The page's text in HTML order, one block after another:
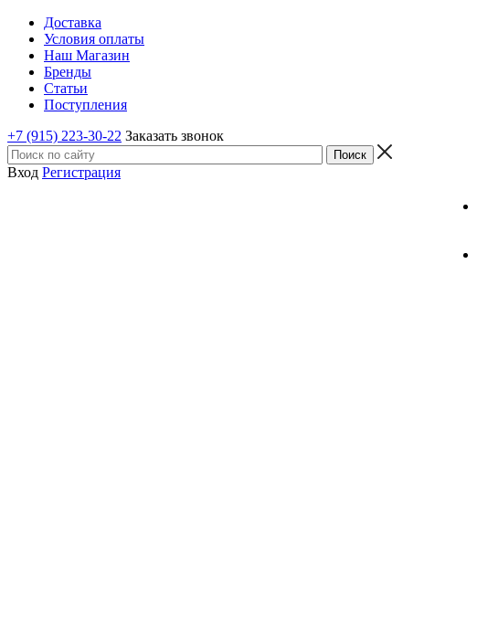
Доставка
Условия оплаты
Наш Магазин
Бренды
Статьи
Поступления
+7 (915) 223-30-22 Заказать звонок
Вход Регистрация